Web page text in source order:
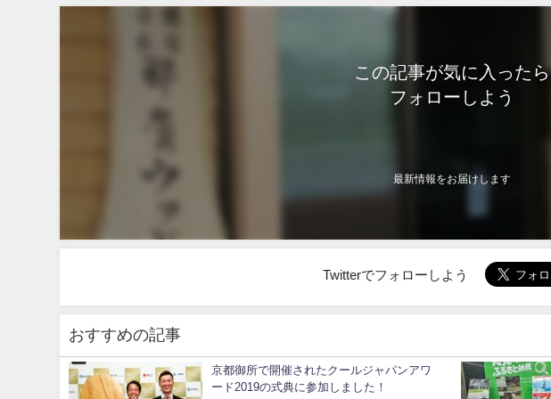
この記事が気に入ったら
フォローしよう
最新情報をお届けします
Twitterでフォローしよう
おすすめの記事
京都御所で開催されたクールジャパンアワ
ード2019の式典に参加しました！